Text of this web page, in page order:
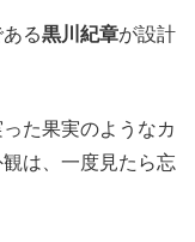
る黒川紀章が設計
た果実のようなカ
は、一度見たら忘